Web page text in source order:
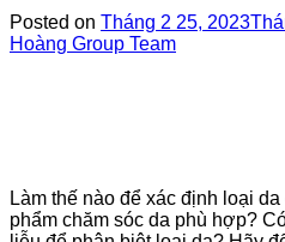
Posted on Tháng 2 25, 2023
Hoàng Group Team
Làm thế nào để xác định loại
phẩm chăm sóc da phù hợp?